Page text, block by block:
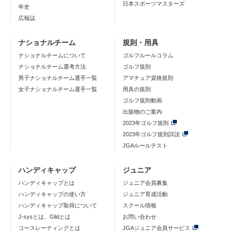
年史
広報誌
日本スポーツマスターズ
ナショナルチーム
ナショナルチームについて
ナショナルチーム選考方法
男子ナショナルチーム選手一覧
女子ナショナルチーム選手一覧
規則・用具
ゴルフルールコラム
ゴルフ規則
アマチュア資格規則
用具の規則
ゴルフ規則動画
出版物のご案内
2023年ゴルフ規則
2023年ゴルフ規則詳説
JGAルールテスト
ハンディキャップ
ハンディキャップとは
ハンディキャップの使い方
ハンディキャップ取得について
J-sysとは、Glidとは
コースレーティングとは
ジュニア
ジュニア会員募集
ジュニア育成活動
スクール情報
お問い合わせ
JGAジュニア会員サービス